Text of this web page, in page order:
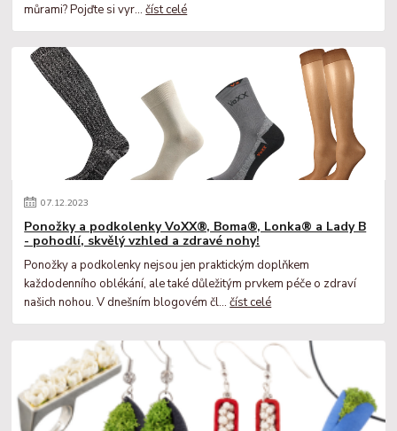
můrami? Pojďte si vyr...číst celé
07.12.2023
Ponožky a podkolenky VoXX®, Boma®, Lonka® a Lady B
- pohodlí, skvělý vzhled a zdravé nohy!
Ponožky a podkolenky nejsou jen praktickým doplňkem
každodenního oblékání, ale také důležitým prvkem péče o zdraví
našich nohou. V dnešním blogovém čl...číst celé